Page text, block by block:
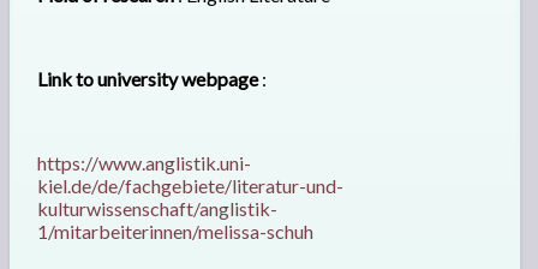
Link to university webpage:
https://www.anglistik.uni-
kiel.de/de/fachgebiete/literatur-und-
kulturwissenschaft/anglistik-
1/mitarbeiterinnen/melissa-schuh